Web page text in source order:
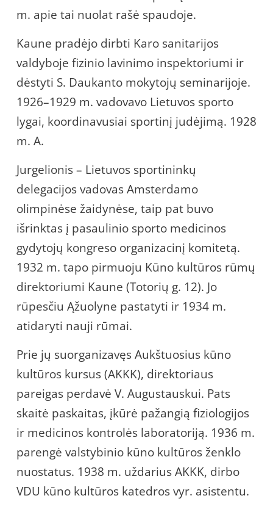
m. apie tai nuolat rašė spaudoje.
Kaune pradėjo dirbti Karo sanitarijos
valdyboje fizinio lavinimo inspektoriumi ir
dėstyti S. Daukanto mokytojų seminarijoje.
1926–1929 m. vadovavo Lietuvos sporto
lygai, koordinavusiai sportinį judėjimą. 1928
m. A.
Jurgelionis – Lietuvos sportininkų
delegacijos vadovas Amsterdamo
olimpinėse žaidynėse, taip pat buvo
išrinktas į pasaulinio sporto medicinos
gydytojų kongreso organizacinį komitetą.
1932 m. tapo pirmuoju Kūno kultūros rūmų
direktoriumi Kaune (Totorių g. 12). Jo
rūpesčiu Ąžuolyne pastatyti ir 1934 m.
atidaryti nauji rūmai.
Prie jų suorganizavęs Aukštuosius kūno
kultūros kursus (AKKK), direktoriaus
pareigas perdavė V. Augustauskui. Pats
skaitė paskaitas, įkūrė pažangią fiziologijos
ir medicinos kontrolės laboratoriją. 1936 m.
parengė valstybinio kūno kultūros ženklo
nuostatus. 1938 m. uždarius AKKK, dirbo
VDU kūno kultūros katedros vyr. asistentu.